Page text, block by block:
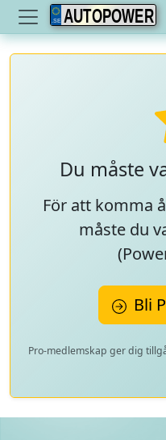
AUTOPOWER
Du måste
För att komma
måste du
(
Bli
Pro-medlemskap ger dig